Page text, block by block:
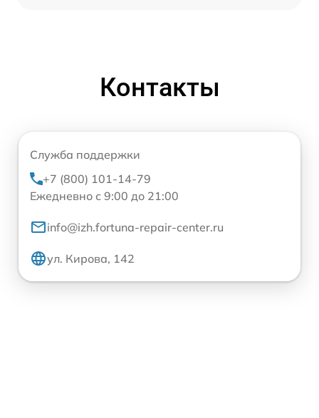
Контакты
Служба поддержки
+7 (800) 101-14-79
Ежедневно с 9:00 до 21:00
info@izh.fortuna-repair-center.ru
ул. Кирова, 142